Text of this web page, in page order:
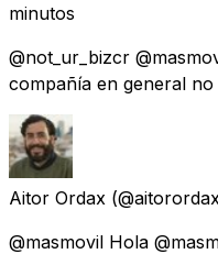
minutos
@not_ur_bizcr
compañía en general
Aitor Ordax
@masmovil Hola